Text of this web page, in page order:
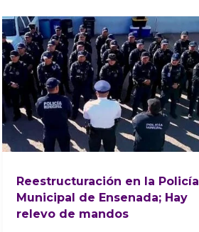
Reestructuración en la Policía
Municipal de Ensenada; Hay
relevo de mandos